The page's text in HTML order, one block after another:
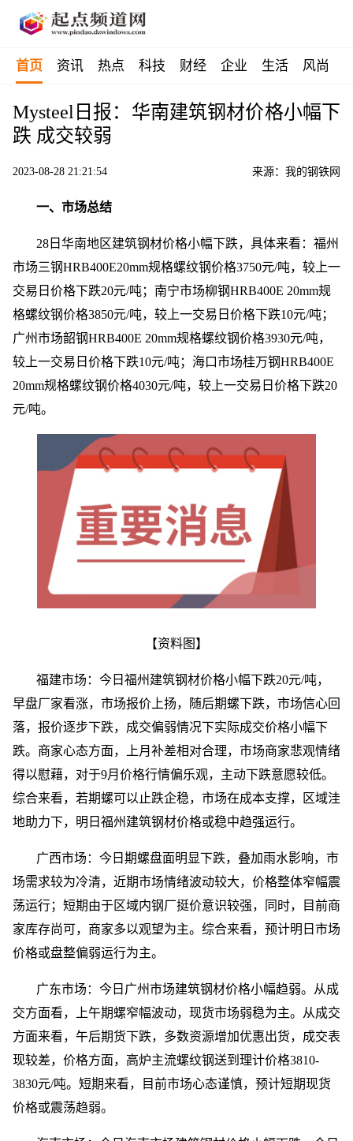
首页 资讯 热点 科技 财经 企业 生活 风尚
Mysteel日报：华南建筑钢材价格小幅下
跌 成交较弱
2023-08-28 21:21:54 来源：我的钢铁网
一、市场总结
28日华南地区建筑钢材价格小幅下跌，具体来看：福州
市场三钢HRB400E20mm规格螺纹钢价格3750元/吨，较上一
交易日价格下跌20元/吨；南宁市场柳钢HRB400E 20mm规
格螺纹钢价格3850元/吨，较上一交易日价格下跌10元/吨；
广州市场韶钢HRB400E 20mm规格螺纹钢价格3930元/吨，
较上一交易日价格下跌10元/吨；海口市场桂万钢HRB400E
20mm规格螺纹钢价格4030元/吨，较上一交易日价格下跌20
元/吨。
【资料图】
福建市场：今日福州建筑钢材价格小幅下跌20元/吨，
早盘厂家看涨，市场报价上扬，随后期螺下跌，市场信心回
落，报价逐步下跌，成交偏弱情况下实际成交价格小幅下
跌。商家心态方面，上月补差相对合理，市场商家悲观情绪
得以慰藉，对于9月价格行情偏乐观，主动下跌意愿较低。
综合来看，若期螺可以止跌企稳，市场在成本支撑，区域洼
地助力下，明日福州建筑钢材价格或稳中趋强运行。
广西市场：今日期螺盘面明显下跌，叠加雨水影响，市
场需求较为冷清，近期市场情绪波动较大，价格整体窄幅震
荡运行；短期由于区域内钢厂挺价意识较强，同时，目前商
家库存尚可，商家多以观望为主。综合来看，预计明日市场
价格或盘整偏弱运行为主。
广东市场：今日广州市场建筑钢材价格小幅趋弱。从成
交方面看，上午期螺窄幅波动，现货市场弱稳为主。从成交
方面来看，午后期货下跌，多数资源增加优惠出货，成交表
现较差，价格方面，高炉主流螺纹钢送到理计价格3810-
3830元/吨。短期来看，目前市场心态谨慎，预计短期现货
价格或震荡趋弱。